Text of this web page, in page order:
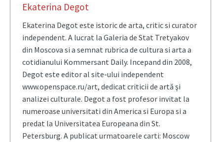
Ekaterina Degot
Ekaterina Degot este istoric de arta, critic si curator
independent. A lucrat la Galeria de Stat Tretyakov
din Moscova si a semnat rubrica de cultura si arta a
cotidianului Kommersant Daily. Incepand din 2008,
Degot este editor al site-ului independent
www.openspace.ru/art, dedicat criticii de artă şi
analizei culturale. Degot a fost profesor invitat la
numeroase universitati din America si Europa si a
predat la Universitatea Europeana din St.
Petersburg. A publicat urmatoarele carti: Moscow